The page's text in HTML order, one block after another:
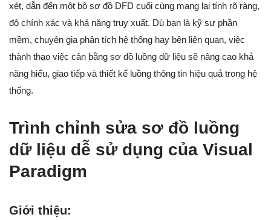
xét, dẫn đến một bộ sơ đồ DFD cuối cùng mang lại tính rõ ràng,
độ chính xác và khả năng truy xuất. Dù bạn là kỹ sư phần
mềm, chuyên gia phân tích hệ thống hay bên liên quan, việc
thành thạo việc cân bằng sơ đồ luồng dữ liệu sẽ nâng cao khả
năng hiểu, giao tiếp và thiết kế luồng thông tin hiệu quả trong hệ
thống.
Trình chỉnh sửa sơ đồ luồng
dữ liệu dễ sử dụng của Visual
Paradigm
Giới thiệu: